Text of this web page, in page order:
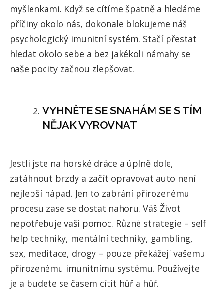
myšlenkami. Když se cítíme špatně a hledáme
příčiny okolo nás, dokonale blokujeme náš
psychologický imunitní systém. Stačí přestat
hledat okolo sebe a bez jakékoli námahy se
naše pocity začnou zlepšovat.
VYHNĚTE SE SNAHÁM SE S TÍM
NĚJAK VYROVNAT
Jestli jste na horské dráce a úplně dole,
zatáhnout brzdy a začít opravovat auto není
nejlepší nápad. Jen to zabrání přirozenému
procesu zase se dostat nahoru. Váš Život
nepotřebuje vaši pomoc. Různé strategie – self
help techniky, mentální techniky, gambling,
sex, meditace, drogy – pouze překážejí vašemu
přirozenému imunitnímu systému. Používejte
je a budete se časem cítit hůř a hůř.